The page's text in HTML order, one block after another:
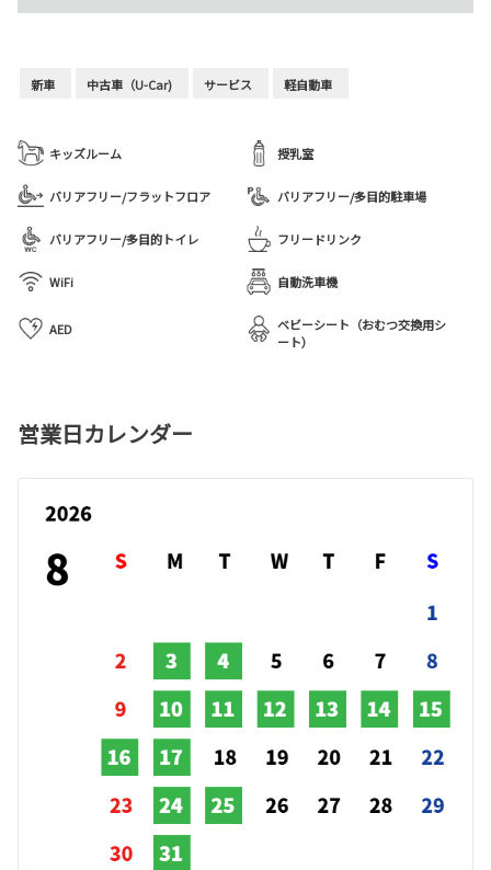
新車 中古車（U-Car) サービス 軽自動車
キッズルーム 授乳室
バリアフリー/フラットフロア バリアフリー/多目的駐車場
バリアフリー/多目的トイレ フリードリンク
WiFi 自動洗車機
AED
ベビーシート（おむつ交換用シ
ート）
営業日カレンダー